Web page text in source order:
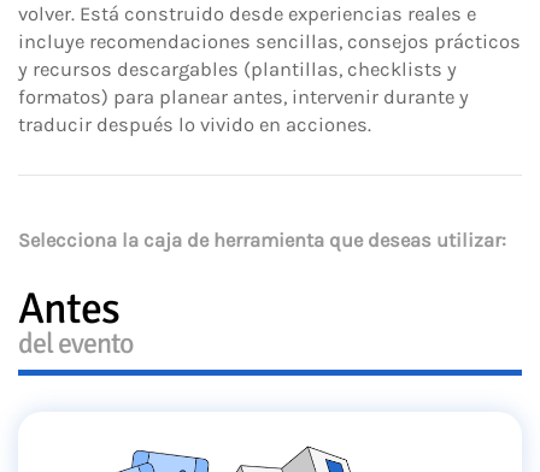
volver. Está construido desde experiencias reales e
incluye recomendaciones sencillas, consejos prácticos
y recursos descargables (plantillas, checklists y
formatos) para planear antes, intervenir durante y
traducir después lo vivido en acciones.
Selecciona la caja de herramienta que deseas utilizar:
Antes
del evento